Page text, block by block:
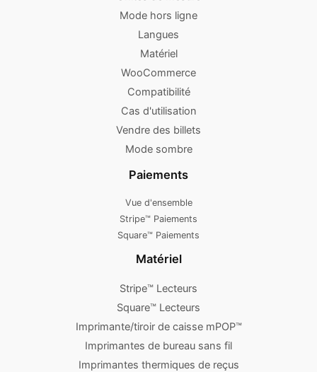
Mode hors ligne
Langues
Matériel
WooCommerce
Compatibilité
Cas d'utilisation
Vendre des billets
Mode sombre
Paiements
Vue d'ensemble
Stripe™ Paiements
Square™ Paiements
Matériel
Stripe™ Lecteurs
Square™ Lecteurs
Imprimante/tiroir de caisse mPOP™
Imprimantes de bureau sans fil
Imprimantes thermiques de reçus